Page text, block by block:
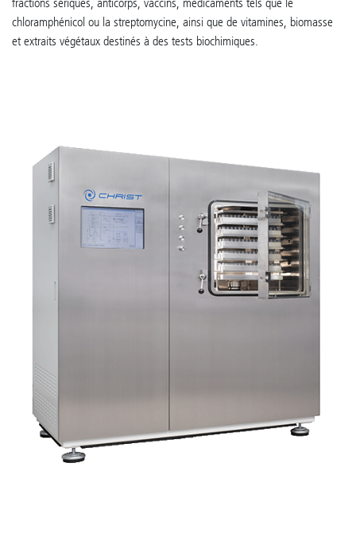
chloramphénicol ou la streptomycine, ainsi que de vitamines, biomasse
et extraits végétaux destinés à des tests biochimiques.